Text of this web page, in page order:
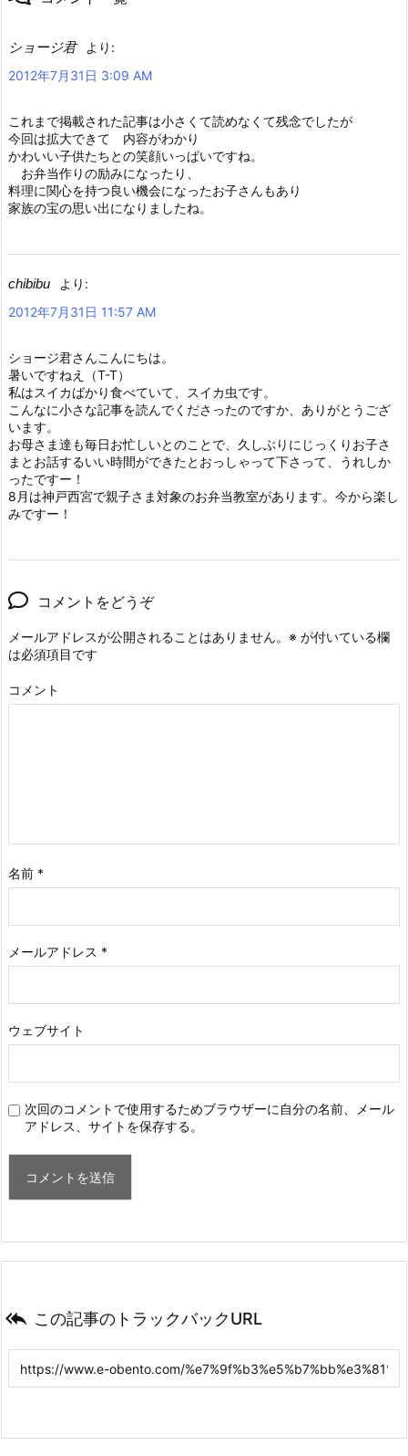
ショージ君
より:
2012年7月31日 3:09 AM
これまで掲載された記事は小さくて読めなくて残念でしたが
今回は拡大できて 内容がわかり
かわいい子供たちとの笑顔いっぱいですね。
お弁当作りの励みになったり、
料理に関心を持つ良い機会になったお子さんもあり
家族の宝の思い出になりましたね。
chibibu
より:
2012年7月31日 11:57 AM
ショージ君さんこんにちは。
暑いですねえ（T-T）
私はスイカばかり食べていて、スイカ虫です。
こんなに小さな記事を読んでくださったのですか、ありがとうござ
います。
お母さま達も毎日お忙しいとのことで、久しぶりにじっくりお子さ
まとお話するいい時間ができたとおっしゃって下さって、うれしか
ったですー！
8月は神戸西宮で親子さま対象のお弁当教室があります。今から楽し
みですー！
コメントをどうぞ
メールアドレスが公開されることはありません。 ※ が付いている欄
は必須項目です
コメント
名前 *
メールアドレス *
ウェブサイト
次回のコメントで使用するためブラウザーに自分の名前、メール
アドレス、サイトを保存する。
 この記事のトラックバックURL